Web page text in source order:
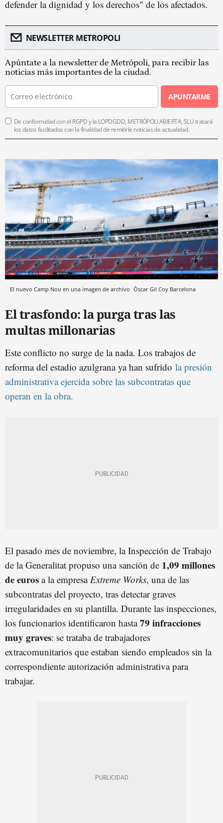
defender la dignidad y los derechos" de los afectados.
NEWSLETTER METROPOLI
Apúntate a la newsletter de Metrópoli, para recibir las
noticias más importantes de la ciudad.
APUNTARME
De conformidad con el RGPD y la LOPDGDD, METRÓPOLI ABIERTA, SLU tratará
los datos facilitados con la finalidad de remitirle noticias de actualidad.
El nuevo Camp Nou en una imagen de archivo Òscar Gil Coy Barcelona
El trasfondo: la purga tras las
multas millonarias
Este conflicto no surge de la nada. Los trabajos de
reforma del estadio azulgrana ya han sufrido la presión
administrativa ejercida sobre las subcontratas que
operan en la obra.
El pasado mes de noviembre, la Inspección de Trabajo
de la Generalitat propuso una sanción de 1,09 millones
de euros a la empresa Extreme Works, una de las
subcontratas del proyecto, tras detectar graves
irregularidades en su plantilla. Durante las inspecciones,
los funcionarios identificaron hasta79 infracciones
muy graves: se trataba de trabajadores
extracomunitarios que estaban siendo empleados sin la
correspondiente autorización administrativa para
trabajar.